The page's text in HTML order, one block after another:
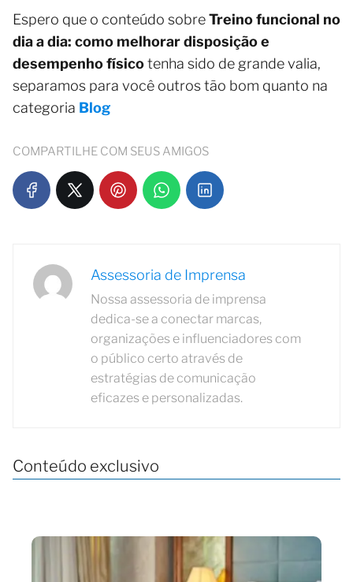
Espero que o conteúdo sobreTreino funcional no
dia a dia: como melhorar disposição e
desempenho físicotenha sido de grande valia,
separamos para você outros tão bom quanto na
categoria Blog
COMPARTILHE COM SEUS AMIGOS
Assessoria de Imprensa
Nossa assessoria de imprensa
dedica-se a conectar marcas,
organizações e influenciadores com
o público certo através de
estratégias de comunicação
eficazes e personalizadas.
Conteúdo exclusivo